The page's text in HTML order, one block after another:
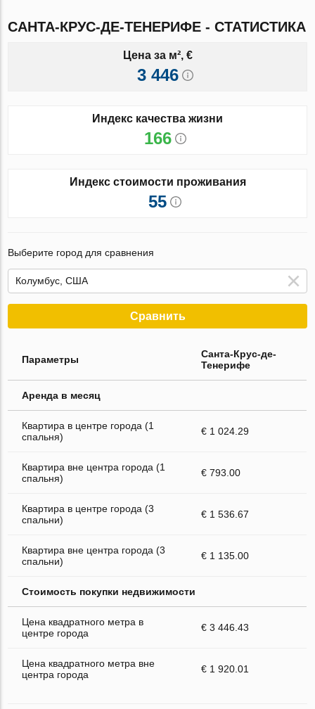
САНТА-КРУС-ДЕ-ТЕНЕРИФЕ - СТАТИСТИКА
Цена за м², €
3 446
Индекс качества жизни
166
Индекс стоимости проживания
55
Выберите город для сравнения
Сравнить
Параметры
Санта-Крус-де-
Тенерифе
Аренда в месяц
Квартира в центре города (1
спальня)
€ 1 024.29
Квартира вне центра города (1
спальня)
€ 793.00
Квартира в центре города (3
спальни)
€ 1 536.67
Квартира вне центра города (3
спальни)
€ 1 135.00
Стоимость покупки недвижимости
Цена квадратного метра в
центре города
€ 3 446.43
Цена квадратного метра вне
центра города
€ 1 920.01